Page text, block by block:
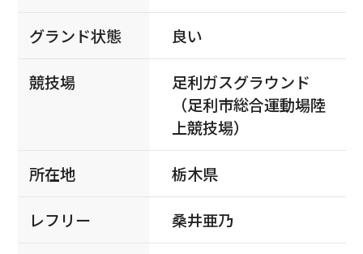
グランド状態 良い
競技場
足利ガスグラウンド
（足利市総合運動場陸
上競技場）
所在地 栃木県
レフリー 桑井亜乃